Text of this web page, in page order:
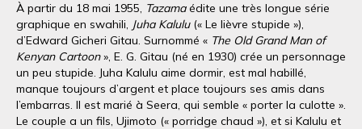
À partir du 18 mai 1955, Tazamaédite une très longue série
graphique en swahili, Juha Kalulu(« Le lièvre stupide »),
d’Edward Gicheri Gitau. Surnommé « The Old Grand Man of
Kenyan Cartoon», E. G. Gitau (né en 1930) crée un personnage
un peu stupide. Juha Kalulu aime dormir, est mal habillé,
manque toujours d’argent et place toujours ses amis dans
l’embarras. Il est marié à Seera, qui semble « porter la culotte ».
Le couple a un fils, Ujimoto (« porridge chaud »), et si Kalulu et